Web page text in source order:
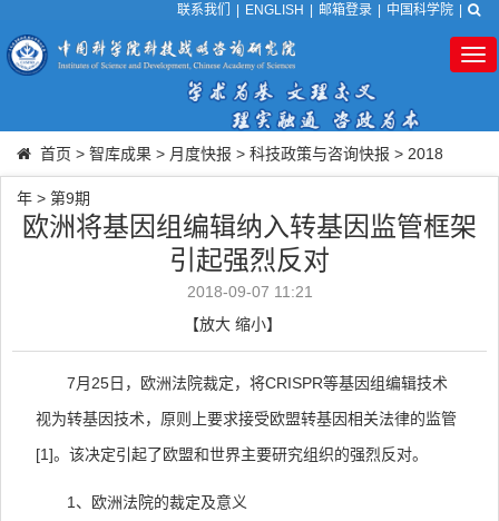
联系我们 ENGLISH 邮箱登录 中国科学院
首页 > 智库成果 > 月度快报 > 科技政策与咨询快报 > 2018
年 > 第9期
欧洲将基因组编辑纳入转基因监管框架
引起强烈反对
2018-09-07 11:21
【放大 缩小】
7月 25日，欧洲法院裁定，将CRISPR等基因组编辑技术
视为转基因技术，原则上要求接受欧盟转基因相关法律的监管
[1]。该决定引起了欧盟和世界主要研究组织的强烈反对。
1 、欧洲法院的裁定及意义